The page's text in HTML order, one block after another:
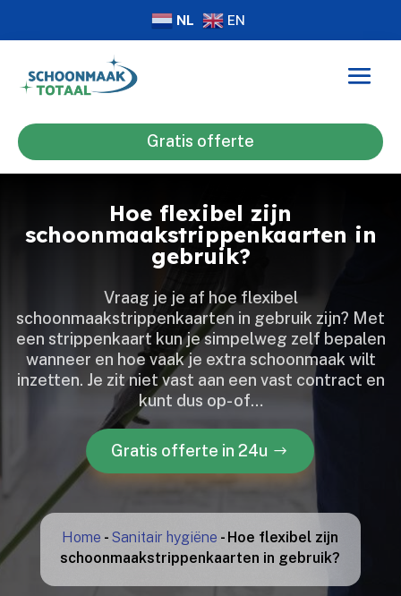
NL EN
Gratis offerte
Hoe flexibel zijn
schoonmaakstrippenkaarten in
gebruik?
Vraag je je af hoe flexibel
schoonmaakstrippenkaarten in gebruik zijn? Met
een strippenkaart kun je simpelweg zelf bepalen
wanneer en hoe vaak je extra schoonmaak wilt
inzetten.​ Je zit niet vast aan een vast contract en
kunt dus op- of…
Gratis offerte in 24u
Home - Sanitair hygiëne - Hoe flexibel zijn
schoonmaakstrippenkaarten in gebruik?